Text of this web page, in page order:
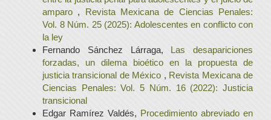
amparo , Revista Mexicana de Ciencias Penales:
Vol. 8 Núm. 25 (2025): Adolescentes en conflicto con
la ley
Fernando Sánchez Lárraga, Las desapariciones
forzadas, un dilema bioético en la propuesta de
justicia transicional de México , Revista Mexicana de
Ciencias Penales: Vol. 5 Núm. 16 (2022): Justicia
transicional
Edgar Ramírez Valdés, Procedimiento abreviado en